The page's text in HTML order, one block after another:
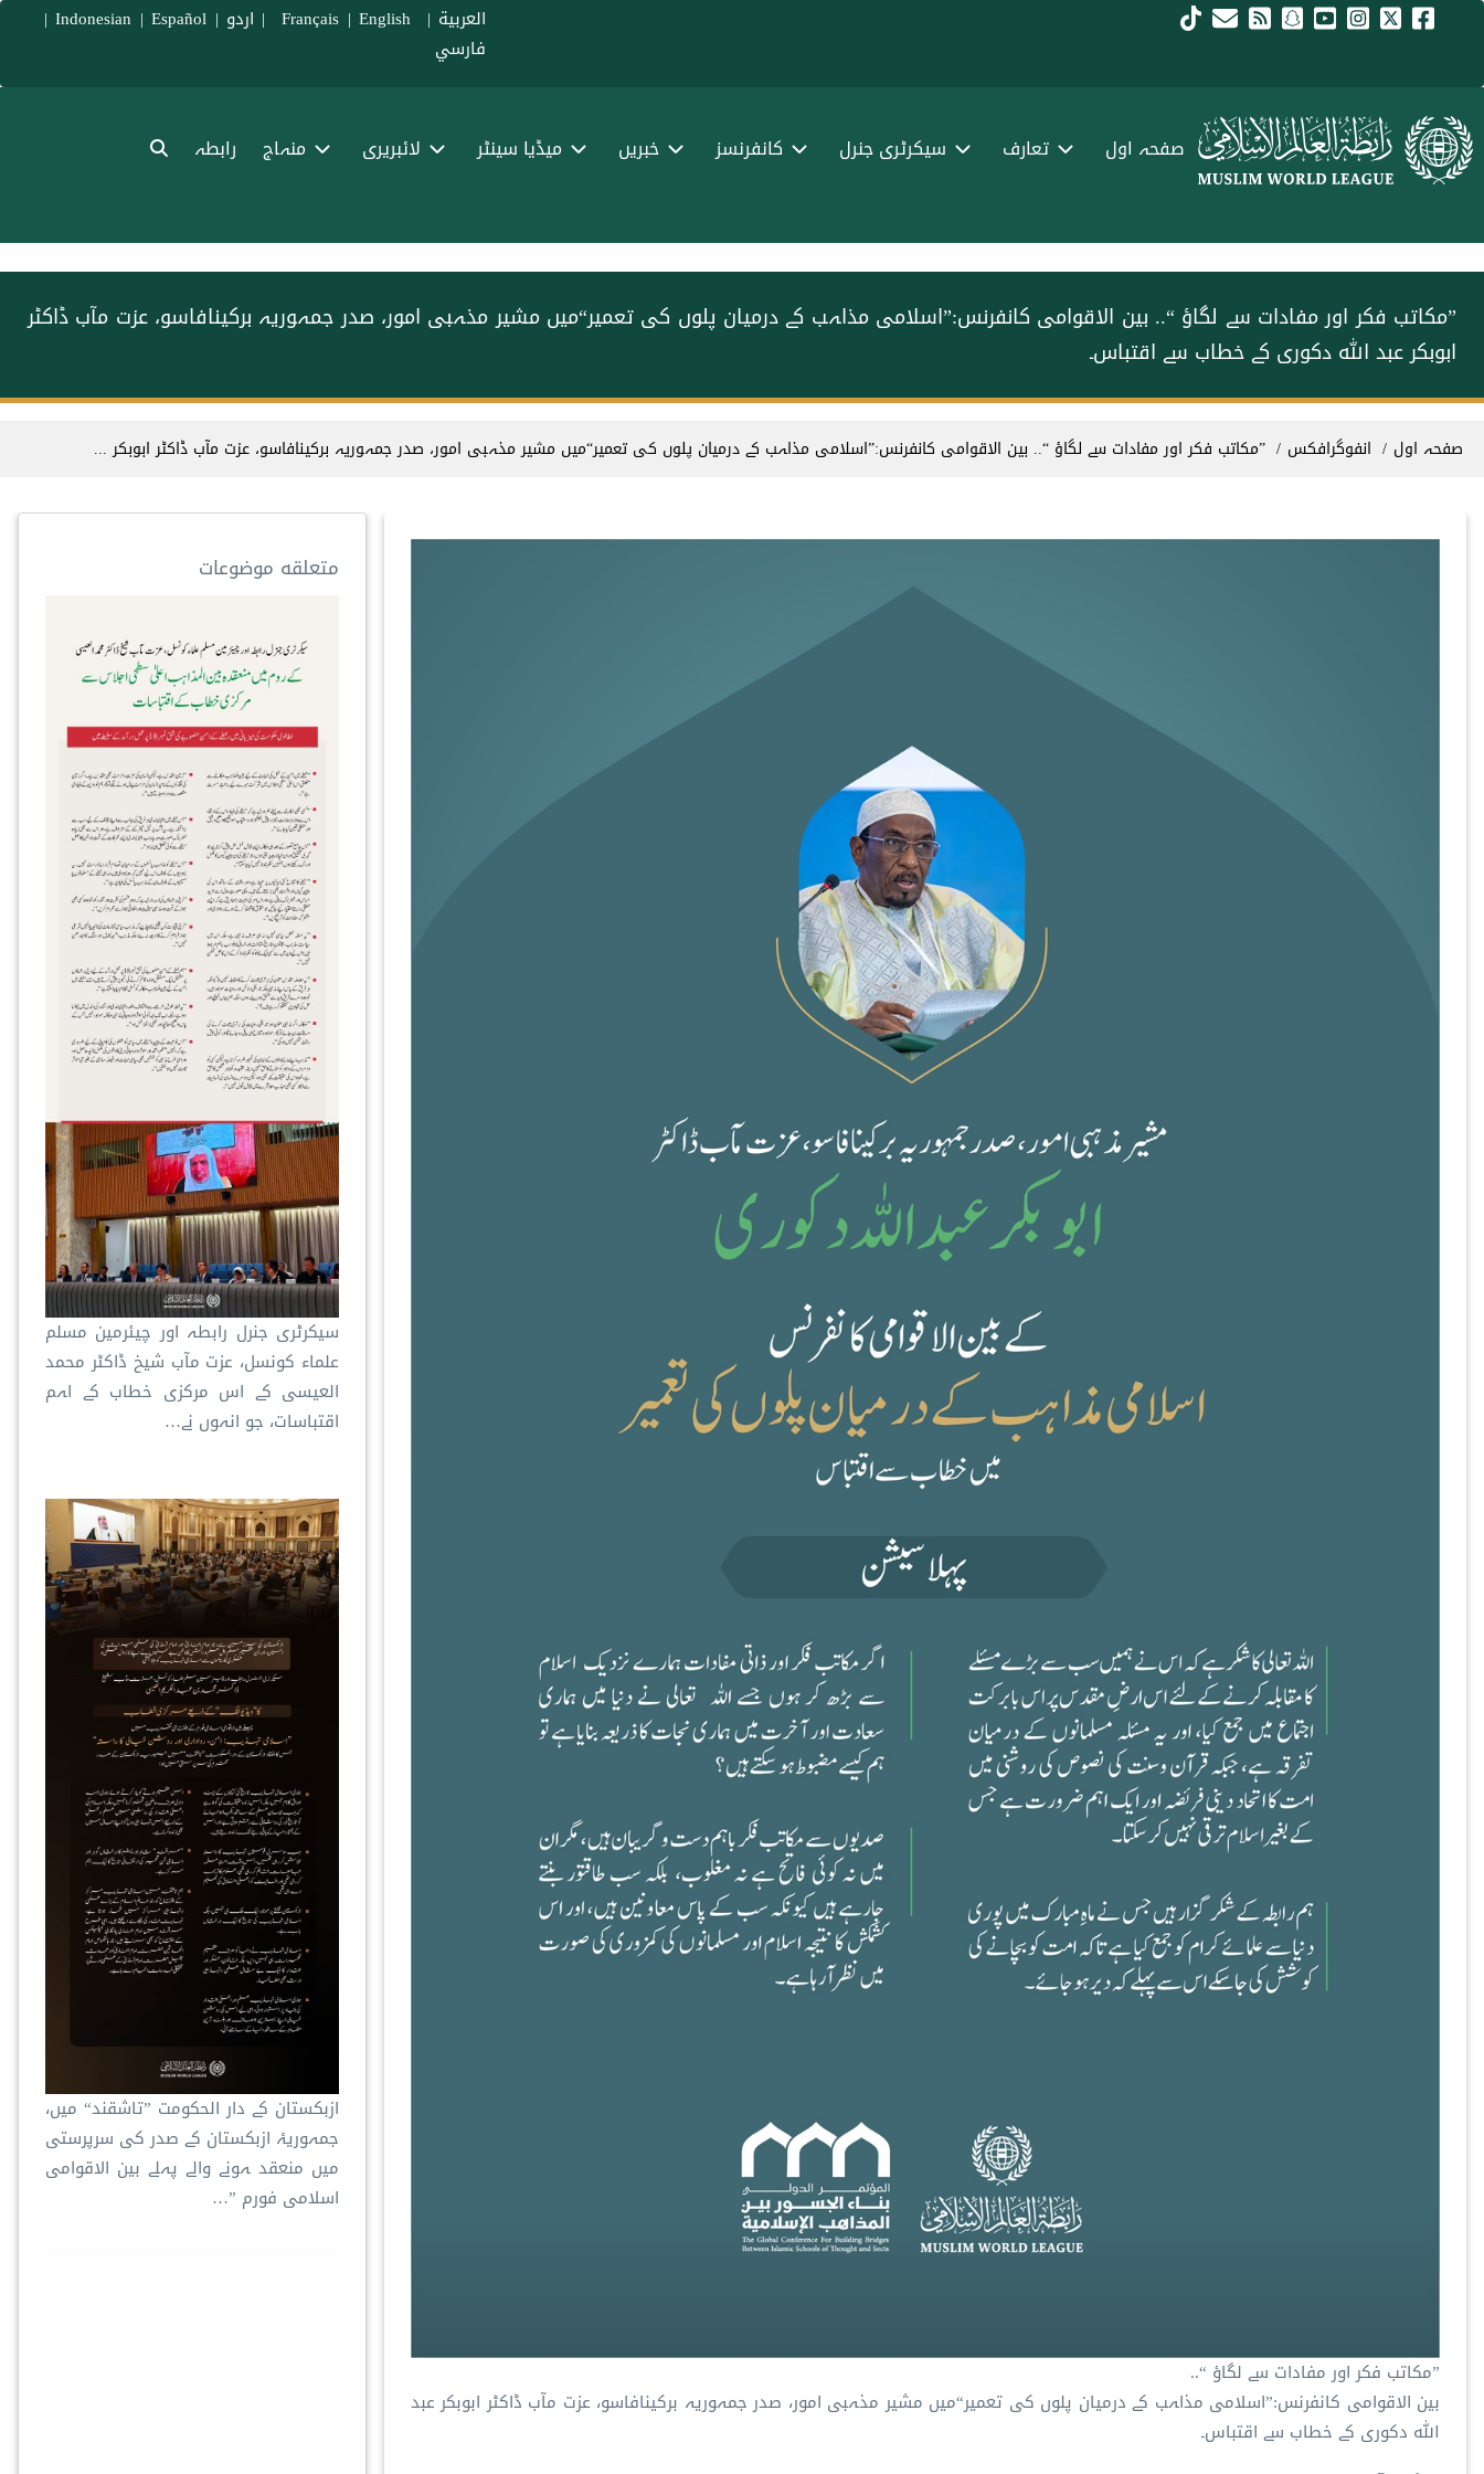
Skip to main content العربية |
Français
| English
| اردو |
Indonesian |Español
|
فارسي
menu urdu صفحہ اول تعارف سیکرٹری جنرل کانفرنسز خبریں میڈیا سینٹر لائبریری منہاج رابطہ
”مکاتب فکر اور مفادات سے لگاؤ “.. بین الاقوامی کانفرنس:”اسلامی مذاہب کے درمیان پلوں کی تعمیر“میں مشیر مذہبی امور، صدر جمہوریہ برکینافاسو، عزت مآب ڈاکٹر
ابوبکر عبد اللہ دکوری کے خطاب سے اقتباس۔
Breadcrumb
صفحہ اول انفوگرافکس ”مکاتب فکر اور مفادات سے لگاؤ “.. بین الاقوامی کانفرنس:”اسلامی مذاہب کے درمیان پلوں کی تعمیر“میں مشیر مذہبی امور، صدر جمہوریہ برکینافاسو، عزت مآب ڈاکٹر ابوبکر ...
”مکاتب فکر اور مفادات سے لگاؤ “..
بین الاقوامی کانفرنس:”اسلامی مذاہب کے درمیان پلوں کی تعمیر“میں مشیر مذہبی امور، صدر جمہوریہ برکینافاسو، عزت مآب ڈاکٹر ابوبکر عبد
اللہ دکوری کے خطاب سے اقتباس۔
متعلقه موضوعات
سیکرٹری جنرل رابطہ اور چیئرمین مسلم
علماء کونسل، عزت مآب شیخ ڈاکٹر محمد
العیسی کے اس مرکزی خطاب کے اہم
اقتباسات، جو انہوں نے…
ازبکستان کے دار الحکومت ”تاشقند“ میں،
جمہوریۂ ازبکستان کے صدر کی سرپرستی
میں منعقد ہونے والے پہلے بین الاقوامی
اسلامی فورم ”…